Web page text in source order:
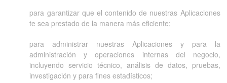
para garantizar que el contenido de nuestras Aplicaciones
te sea prestado de la manera más eficiente;
para administrar nuestras Aplicaciones y para la
administración y operaciones internas del negocio,
incluyendo servicio técnico, análisis de datos, pruebas,
investigación y para fines estadísticos;